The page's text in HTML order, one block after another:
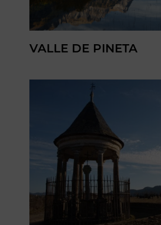
VALLE DE PINETA